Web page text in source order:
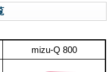
mizu-Q 800